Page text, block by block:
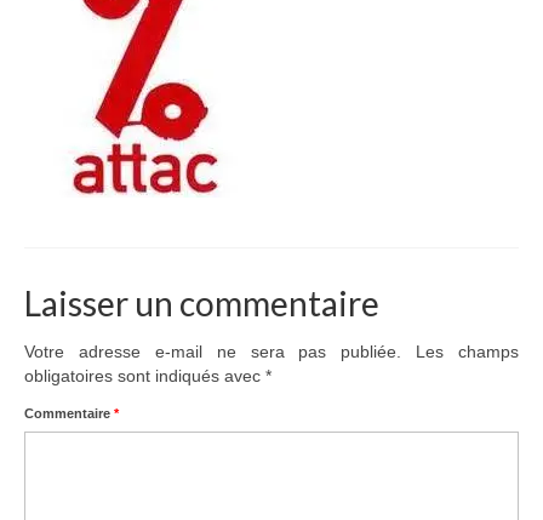
Adhérer
PROJETS
LE WATT CITOYEN
Parc Photovoltaïque
Exploitation
THEMATIQUES
Laisser un commentaire
Votre adresse e-mail ne sera pas publiée.
Les champs
obligatoires sont indiqués avec *
Commentaire *